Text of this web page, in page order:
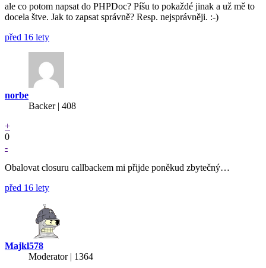
ale co potom napsat do PHPDoc? Píšu to pokaždé jinak a už mě to
docela štve. Jak to zapsat správně? Resp. nejsprávněji. :-)
před 16 lety
norbe
Backer| 408
+
0
-
Obalovat closuru callbackem mi přijde poněkud zbytečný…
před 16 lety
Majkl578
Moderator | 1364